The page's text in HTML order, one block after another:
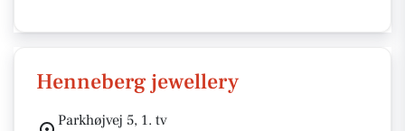
Henneberg jewellery
Parkhøjvej 5, 1. tv